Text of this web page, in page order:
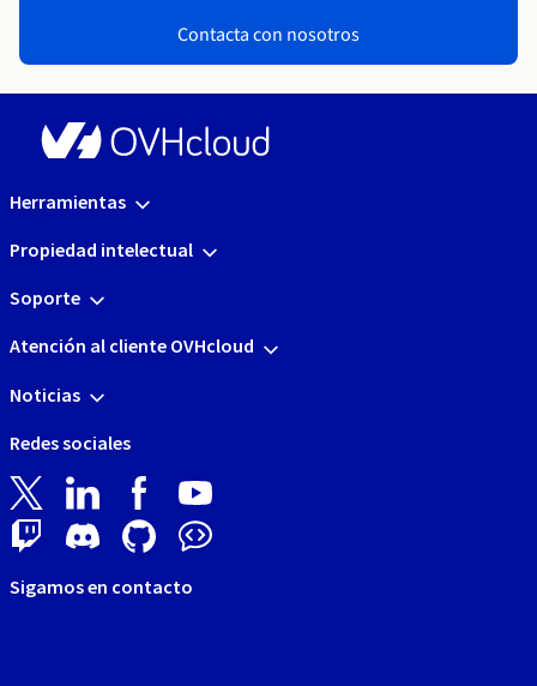
Contacta con nosotros
Herramientas
Propiedad intelectual
Soporte
Atención al cliente OVHcloud
Noticias
Redes sociales
Sigamos en contacto